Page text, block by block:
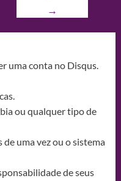
→
uma conta no Disqus.
ou qualquer tipo de
uma vez ou o sistema
de seus